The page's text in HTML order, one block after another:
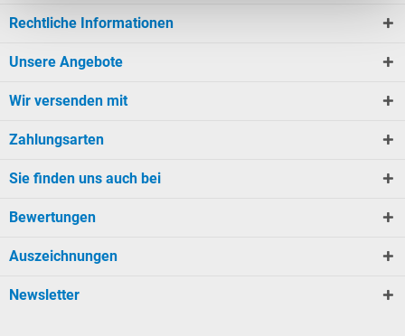
Rechtliche Informationen
Unsere Angebote
Wir versenden mit
Zahlungsarten
Sie finden uns auch bei
Bewertungen
Auszeichnungen
Newsletter